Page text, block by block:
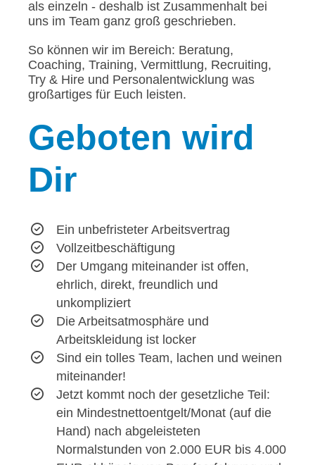
als einzeln - deshalb ist Zusammenhalt bei
uns im Team ganz groß geschrieben.
So können wir im Bereich: Beratung,
Coaching, Training, Vermittlung, Recruiting,
Try & Hire und Personalentwicklung was
großartiges für Euch leisten.
Geboten wird
Dir
Ein unbefristeter Arbeitsvertrag
Vollzeitbeschäftigung
Der Umgang miteinander ist offen,
ehrlich, direkt, freundlich und
unkompliziert
Die Arbeitsatmosphäre und
Arbeitskleidung ist locker
Sind ein tolles Team, lachen und weinen
miteinander!
Jetzt kommt noch der gesetzliche Teil:
ein Mindestnettoentgelt/Monat (auf die
Hand) nach abgeleisteten
Normalstunden von 2.000 EUR bis 4.000